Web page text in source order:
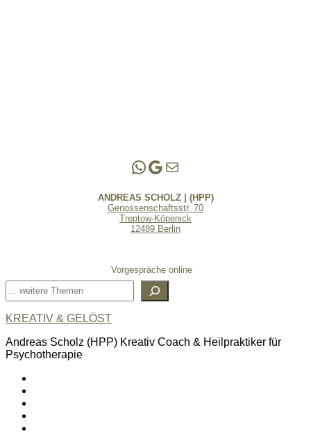
Andreas Scholz | (HPP)
Praxis Adlershof
E-Mail an mich ...
ANDREAS SCHOLZ | (HPP)
Genossenschaftsstr. 70
Treptow-Köpenick
12489 Berlin
Vorgespräche online
Suchen
KREATIV & GELÖST
Andreas Scholz (HPP) Kreativ Coach & Heilpraktiker für
Psychotherapie